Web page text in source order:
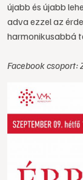
újabb és újabb
adva ezzel az
harmonikusabbá
Facebook csoport: